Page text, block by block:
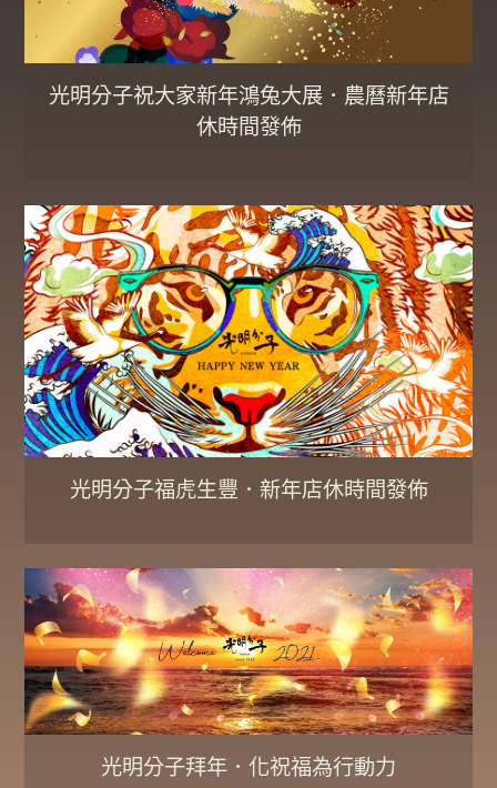
光明分子祝大家新年鴻兔大展．農曆新年店
休時間發佈
光明分子福虎生豐．新年店休時間發佈
光明分子拜年．化祝福為行動力